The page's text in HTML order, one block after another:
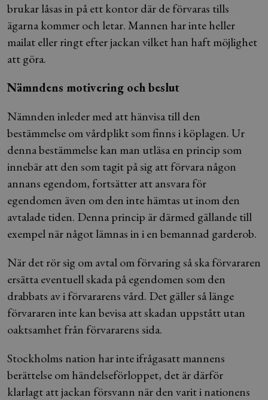
brukar låsas in på ett kontor där de förvaras tills
ägarna kommer och letar. Mannen har inte heller
mailat eller ringt efter jackan vilket han haft möjlighet
att göra.
Nämndens motivering och beslut
Nämnden inleder med att hänvisa till den
bestämmelse om vårdplikt som finns i köplagen. Ur
denna bestämmelse kan man utläsa en princip som
innebär att den som tagit på sig att förvara någon
annans egendom, fortsätter att ansvara för
egendomen även om den inte hämtas ut inom den
avtalade tiden. Denna princip är därmed gällande till
exempel när något lämnas in i en bemannad garderob.
När det rör sig om avtal om förvaring så ska förvararen
ersätta eventuell skada på egendomen som den
drabbats av i förvararens vård. Det gäller så länge
förvararen inte kan bevisa att skadan uppstått utan
oaktsamhet från förvararens sida.
Stockholms nation har inte ifrågasatt mannens
berättelse om händelseförloppet, det är därför
klarlagt att jackan försvann när den varit i nationens